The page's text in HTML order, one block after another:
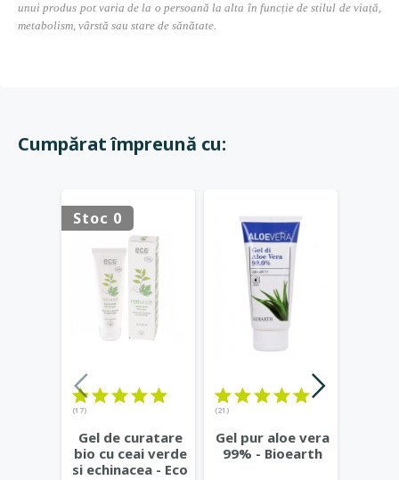
unui produs pot varia de la o persoană la alta în funcție de stilul de viață,
metabolism, vârstă sau stare de sănătate.
Cumpărat împreună cu:
Stoc 0
(17)
Gel de curatare
bio cu ceai verde
si echinacea - Eco
(21)
Gel pur aloe vera
99% - Bioearth